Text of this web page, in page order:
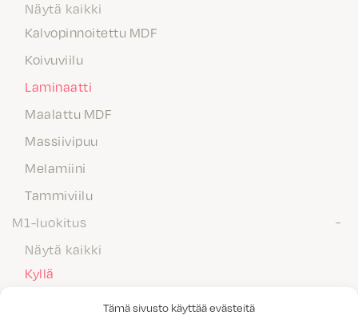
Tämä sivusto käyttää evästeitä
Näytä kaikki
Kalvopinnoitettu MDF
Koivuviilu
Laminaatti
Maalattu MDF
Massiivipuu
Melamiini
Tammiviilu
M1-luokitus
Näytä kaikki
Kyllä